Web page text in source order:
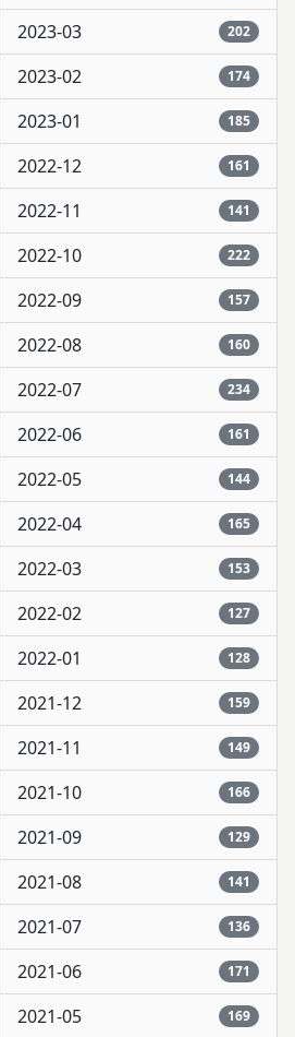
2023-03 202
2023-02 174
2023-01 185
2022-12 161
2022-11 141
2022-10 222
2022-09 157
2022-08 160
2022-07 234
2022-06 161
2022-05 144
2022-04 165
2022-03 153
2022-02 127
2022-01 128
2021-12 159
2021-11 149
2021-10 166
2021-09 129
2021-08 141
2021-07 136
2021-06 171
2021-05 169